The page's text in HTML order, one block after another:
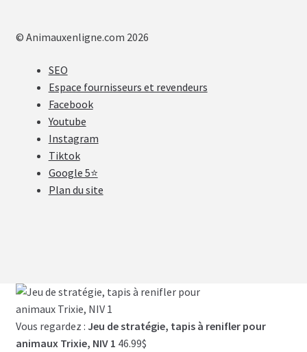
© Animauxenligne.com 2026
SEO
Espace fournisseurs et revendeurs
Facebook
Youtube
Instagram
Tiktok
Google 5⭐
Plan du site
Vous regardez : Jeu de stratégie, tapis à renifler pour
animaux Trixie, NIV 1 46.99$